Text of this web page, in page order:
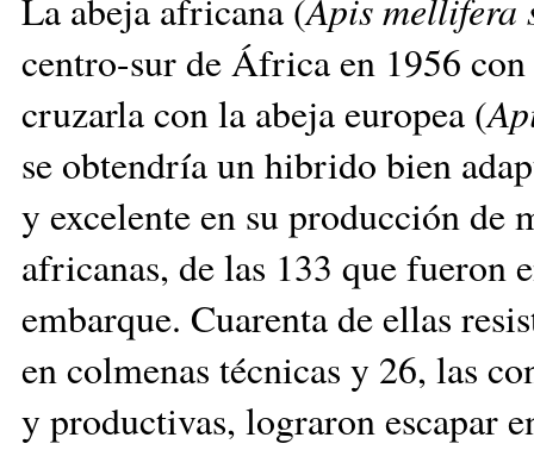
centro-sur de África en 1956
cruzarla con la abeja europea (
se obtendría un hibrido bien
y excelente en su producción de
africanas, de las 133 que
embarque. Cuarenta de ellas
en colmenas técnicas y 26, las
y productivas, lograron escapar